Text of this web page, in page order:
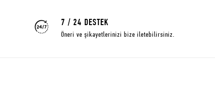
7 / 24 DESTEK
Öneri ve şikayetlerinizi bize iletebilirsiniz.